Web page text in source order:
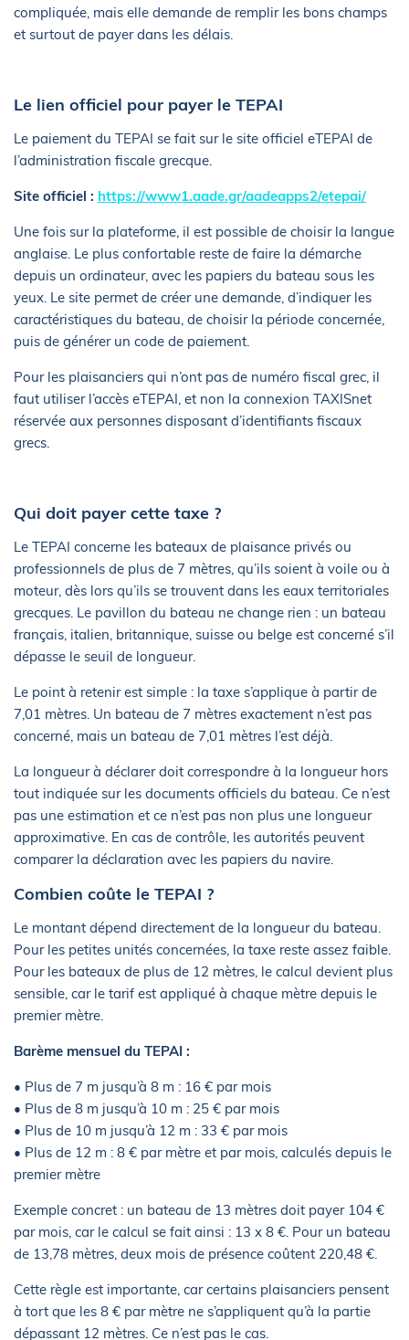
compliquée, mais elle demande de remplir les bons champs
et surtout de payer dans les délais.
Le lien officiel pour payer le TEPAI
Le paiement du TEPAI se fait sur le site officiel eTEPAI de
l’administration fiscale grecque.
Site officiel : https://www1.aade.gr/aadeapps2/etepai/
Une fois sur la plateforme, il est possible de choisir la langue
anglaise. Le plus confortable reste de faire la démarche
depuis un ordinateur, avec les papiers du bateau sous les
yeux. Le site permet de créer une demande, d’indiquer les
caractéristiques du bateau, de choisir la période concernée,
puis de générer un code de paiement.
Pour les plaisanciers qui n’ont pas de numéro fiscal grec, il
faut utiliser l’accès eTEPAI, et non la connexion TAXISnet
réservée aux personnes disposant d’identifiants fiscaux
grecs.
Qui doit payer cette taxe ?
Le TEPAI concerne les bateaux de plaisance privés ou
professionnels de plus de 7 mètres, qu’ils soient à voile ou à
moteur, dès lors qu’ils se trouvent dans les eaux territoriales
grecques. Le pavillon du bateau ne change rien : un bateau
français, italien, britannique, suisse ou belge est concerné s’il
dépasse le seuil de longueur.
Le point à retenir est simple : la taxe s’applique à partir de
7,01 mètres. Un bateau de 7 mètres exactement n’est pas
concerné, mais un bateau de 7,01 mètres l’est déjà.
La longueur à déclarer doit correspondre à la longueur hors
tout indiquée sur les documents officiels du bateau. Ce n’est
pas une estimation et ce n’est pas non plus une longueur
approximative. En cas de contrôle, les autorités peuvent
comparer la déclaration avec les papiers du navire.
Combien coûte le TEPAI ?
Le montant dépend directement de la longueur du bateau.
Pour les petites unités concernées, la taxe reste assez faible.
Pour les bateaux de plus de 12 mètres, le calcul devient plus
sensible, car le tarif est appliqué à chaque mètre depuis le
premier mètre.
Barème mensuel du TEPAI :
• Plus de 7 m jusqu’à 8 m : 16 € par mois
• Plus de 8 m jusqu’à 10 m : 25 € par mois
• Plus de 10 m jusqu’à 12 m : 33 € par mois
• Plus de 12 m : 8 € par mètre et par mois, calculés depuis le
premier mètre
Exemple concret : un bateau de 13 mètres doit payer 104 €
par mois, car le calcul se fait ainsi : 13 x 8 €. Pour un bateau
de 13,78 mètres, deux mois de présence coûtent 220,48 €.
Cette règle est importante, car certains plaisanciers pensent
à tort que les 8 € par mètre ne s’appliquent qu’à la partie
dépassant 12 mètres. Ce n’est pas le cas.